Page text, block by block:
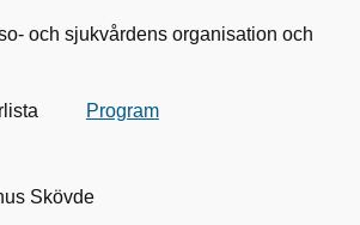
och sjukvårdens organisation och
Program
Skövde